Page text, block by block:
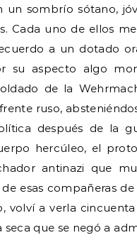
un sombrío sótano,
Cada uno de ellos
a un dotado
su aspecto algo
de la
ruso,
después de la
hercúleo, el
antinazi que
esas compañeras
volví a verla cincuenta
seca que se negó a